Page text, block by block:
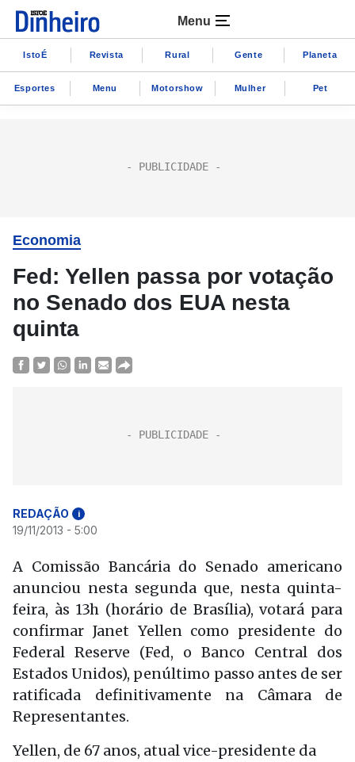
Menu
IstoÉ Revista Rural Gente Planeta
Esportes Menu Motorshow Mulher Pet
Economia
Fed: Yellen passa por votação
no Senado dos EUA nesta
quinta
REDAÇÃO i
19/11/2013 - 5:00
A Comissão Bancária do Senado americano
anunciou nesta segunda que, nesta quinta-
feira, às 13h (horário de Brasília), votará para
confirmar Janet Yellen como presidente do
Federal Reserve (Fed, o Banco Central dos
Estados Unidos), penúltimo passo antes de ser
ratificada definitivamente na Câmara de
Representantes.
Yellen, de 67 anos, atual vice-presidente da